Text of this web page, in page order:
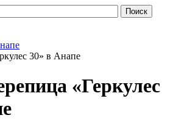
30» в Анапе
«Геркулес